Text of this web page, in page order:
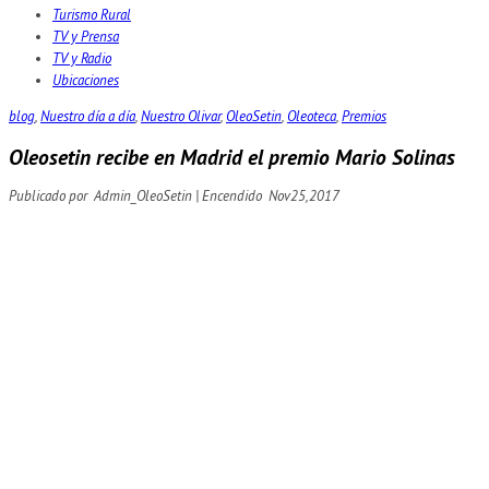
Turismo Rural
TV y Prensa
TV y Radio
Ubicaciones
blog,Nuestro día a día,Nuestro Olivar, OleoSetin, Oleoteca,Premios
Oleosetin recibe en Madrid el premio Mario Solinas
Publicado por Admin_OleoSetin |Encendido Nov25,2017